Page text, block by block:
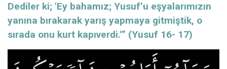
Dediler ki; 'Ey bahamız; Yusuf’u eşyalarımızın
yanına bırakarak yarış yapmaya gitmiştik, o
sırada onu kurt kapıverdi.'” (Yusuf 16- 17)